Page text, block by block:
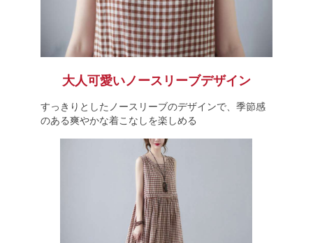
大人可愛いノースリーブデザイン
すっきりとしたノースリーブのデザインで、季節感
のある爽やかな着こなしを楽しめる